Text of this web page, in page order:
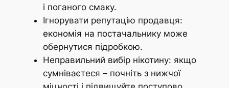
і поганого смаку.
Ігнорувати репутацію продавця:
економія на постачальнику може
обернутися підробкою.
Неправильний вибір нікотину: якщо
сумніваєтеся – почніть з нижчої